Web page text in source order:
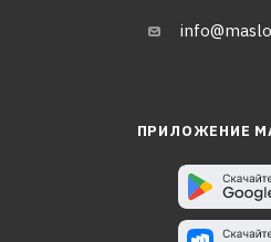
ПРИЛОЖЕНИЕ